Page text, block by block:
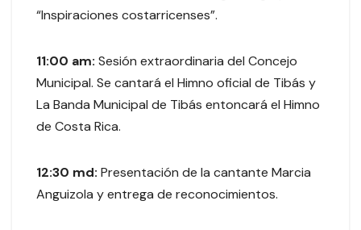
“Inspiraciones costarricenses”.
11:00 am: Sesión extraordinaria del Concejo
Municipal. Se cantará el Himno oficial de Tibás y
La Banda Municipal de Tibás entoncará el Himno
de Costa Rica.
12:30 md: Presentación de la cantante Marcia
Anguizola y entrega de reconocimientos.